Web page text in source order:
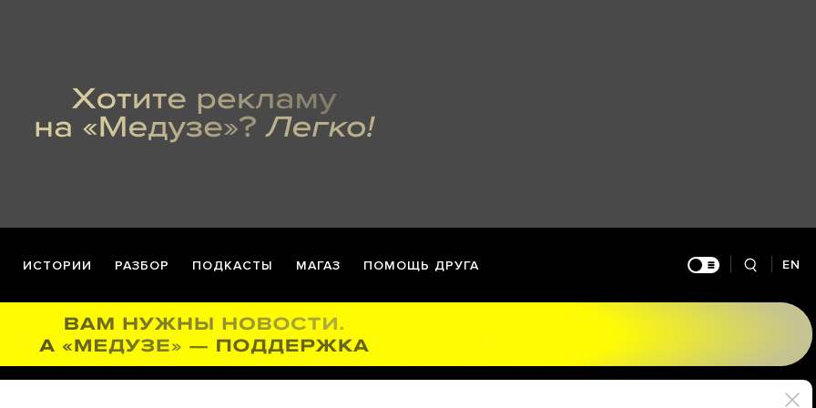
ИСТОРИИ РАЗБОР ПОДКАСТЫ МАГАЗ ПОМОЩЬ ДРУГА EN